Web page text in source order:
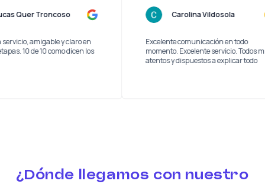
buen servicio, amigable y claro en
las etapas. 10 de 10 como dicen los
Lucas Quer Troncoso
Excelente comunicación en
momento. Excelente servicio.
atentos y dispuestos a
Carolina Vildosola
¿Dónde llegamos con nuestro